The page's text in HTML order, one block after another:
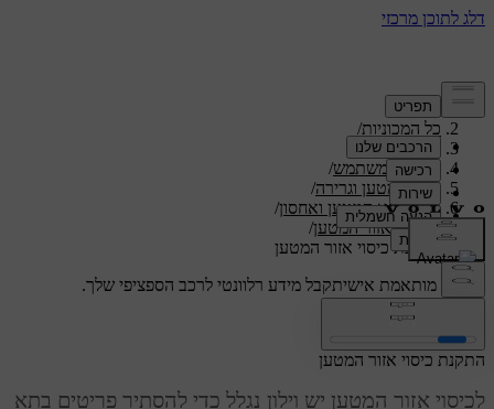
תמיכה/
כל המכוניות/
ES90 2026
/
מדריך למשתמש/
אחסון מטען וגרירה/
מרחב תא המטען ואחסון/
כיסוי אזור המטען/
התקנת כיסוי אזור המטען
תמיכה מותאמת אישיתקבל מידע רלוונטי לרכב הספציפי שלך.
התקנת כיסוי אזור המטען
לכיסוי אזור המטען יש וילון נגלל כדי להסתיר פריטים בתא